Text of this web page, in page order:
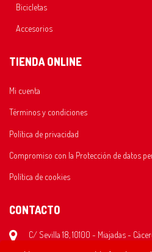
Bicicletas
Accesorios
TIENDA ONLINE
Mi cuenta
Términos y condiciones
Política de privacidad
Compromiso con la Protección de datos
Política de cookies
CONTACTO
C/ Sevilla 18, 10100 - Miajadas -